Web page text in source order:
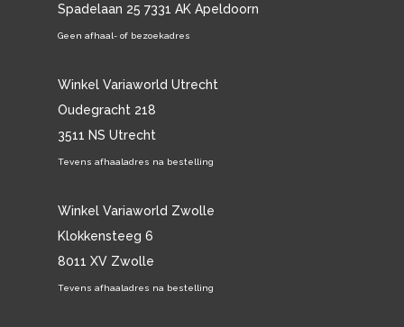
Spadelaan 25 7331 AK Apeldoorn
Geen afhaal- of bezoekadres
Winkel Variaworld Utrecht
Oudegracht 218
3511 NS Utrecht
Tevens afhaaladres na bestelling
Winkel Variaworld Zwolle
Klokkensteeg 6
8011 XV Zwolle
Tevens afhaaladres na bestelling